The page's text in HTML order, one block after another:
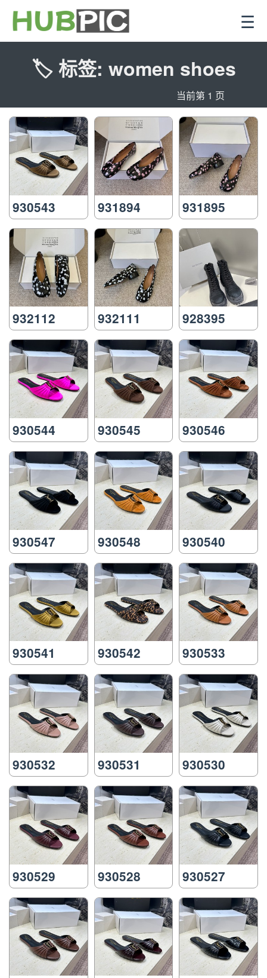
☰
🏷️ 标签: women shoes
当前第 1 页
930543 931894 931895
932112 932111 928395
930544 930545 930546
930547 930548 930540
930541 930542 930533
930532 930531 930530
930529 930528 930527